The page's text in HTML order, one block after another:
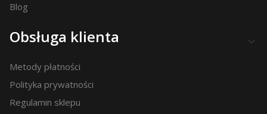
Blog
Obsługa klienta
Metody płatności
Polityka prywatności
Regulamin sklepu